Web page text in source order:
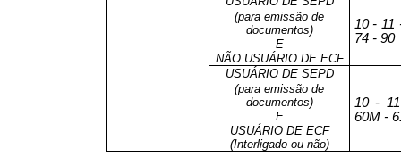
(para emissão de
documentos)
E
NÃO USUÁRIO DE ECF
10 - 11
74 - 90
USUÁRIO DE SEPD
(para emissão de
documentos)
E
USUÁRIO DE ECF
(Interligado ou não)
10 -
60M -